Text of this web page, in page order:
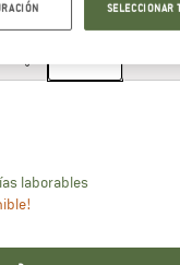
EU
laborablesEl enlace se
SELECCIONAR